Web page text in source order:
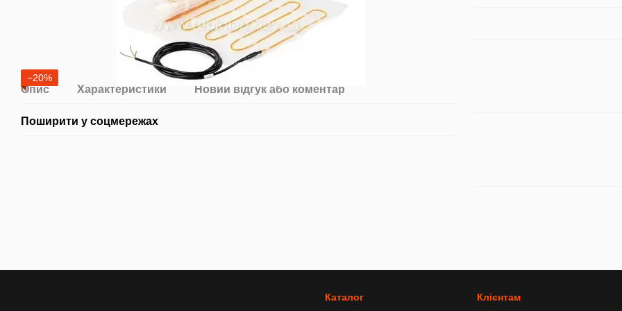
−20%
Опис Характеристики Новий відгук або коментар
Поширити у соцмережах
Каталог Клієнтам